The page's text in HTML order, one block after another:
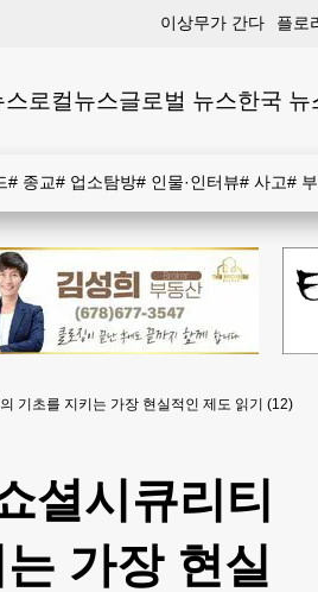
이상무가 간다 플로
스로컬뉴스글로벌 뉴스한국 뉴
# 종교# 업소탐방# 인물·인터뷰# 사고#
기초를 지키는 가장 현실적인 제도 읽기 (12)
셜시큐리티
가장 현실